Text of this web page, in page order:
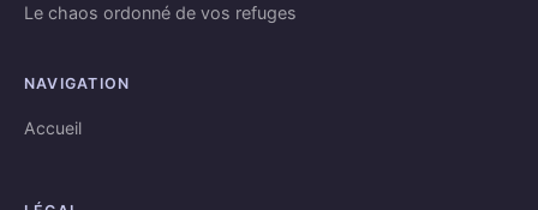
Le chaos ordonné de vos refuges
NAVIGATION
Accueil